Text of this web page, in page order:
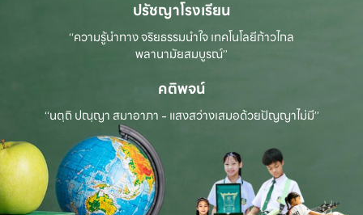
ปรัชญาโรงเรียน
“ความรู้นำทาง จริยธรรมนำใจ เทคโนโลยีก้าวไกล
พลานามัยสมบูรณ์”
คติพจน์
“นตฺถิ ปณฺญา สมาอาภา - แสงสว่างเสมอด้วยปัญญาไม่มี”